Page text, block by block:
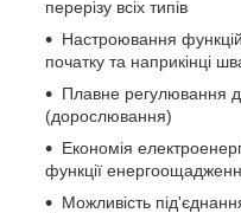
перерізу всіх типів
Настроювання
початку та наприкінці
Плавне регулювання
(дорослювання)
Економія
функції
Можливість